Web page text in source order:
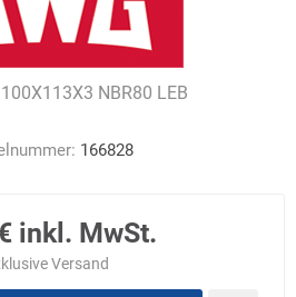
NBR80 LEB
166828
inkl. MwSt.
Versand